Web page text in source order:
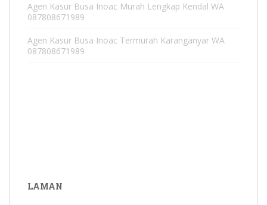
Agen Kasur Busa Inoac Murah Lengkap Kendal WA
087808671989
Agen Kasur Busa Inoac Termurah Karanganyar WA
087808671989
LAMAN